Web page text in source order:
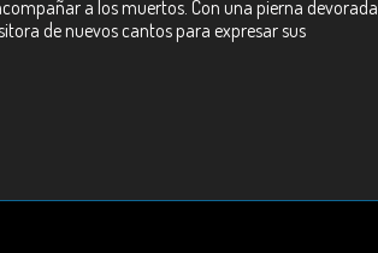
a los muertos. Con una pierna devorada
de nuevos cantos para expresar sus